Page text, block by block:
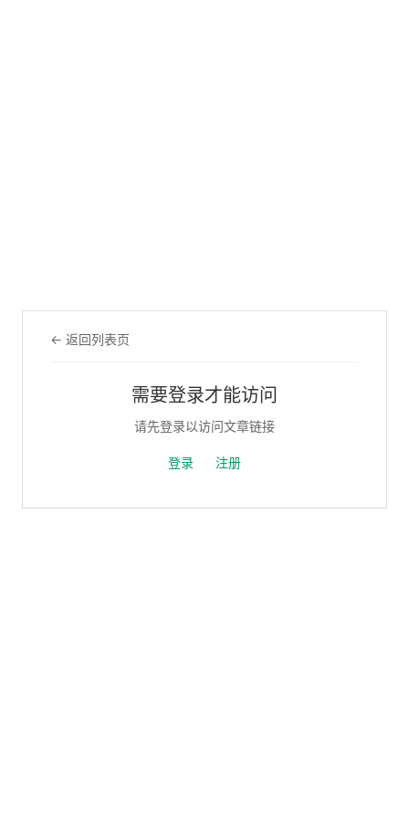
← 返回列表页
需要登录才能访问
请先登录以访问文章链接
登录 注册